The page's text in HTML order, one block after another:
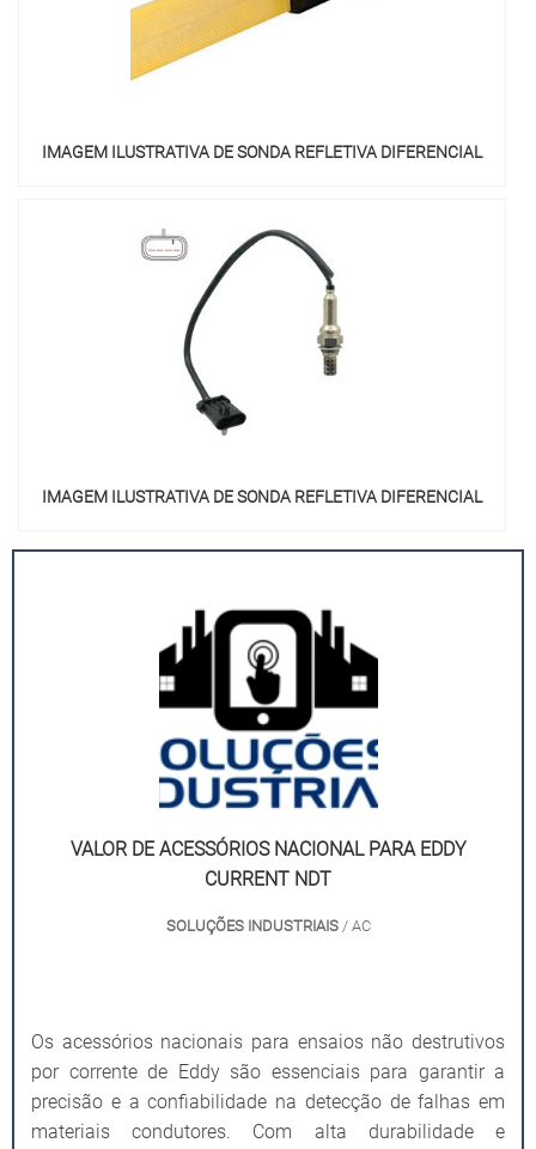
IMAGEM ILUSTRATIVA DE SONDA REFLETIVA DIFERENCIAL
IMAGEM ILUSTRATIVA DE SONDA REFLETIVA DIFERENCIAL
VALOR DE ACESSÓRIOS NACIONAL PARA EDDY
CURRENT NDT
SOLUÇÕES INDUSTRIAIS/ AC
Os acessórios nacionais para ensaios não destrutivos
por corrente de Eddy são essenciais para garantir a
precisão e a confiabilidade na detecção de falhas em
materiais condutores. Com alta durabilidade e